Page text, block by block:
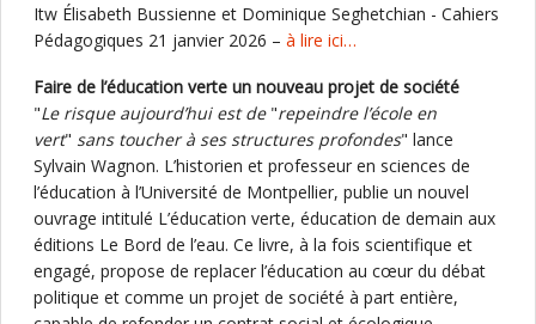
Itw Élisabeth Bussienne et Dominique Seghetchian - Cahiers
Pédagogiques 21 janvier 2026 – à lire ici…
Faire de l’éducation verte un nouveau projet de société
"Le risque aujourd’hui est de "repeindre l’école en
vert" sans toucher à ses structures profondes" lance
Sylvain Wagnon. L’historien et professeur en sciences de
l’éducation à l’Université de Montpellier, publie un nouvel
ouvrage intitulé L’éducation verte, éducation de demain aux
éditions Le Bord de l’eau. Ce livre, à la fois scientifique et
engagé, propose de replacer l’éducation au cœur du débat
politique et comme un projet de société à part entière,